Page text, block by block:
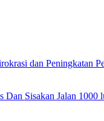
dan Peningkatan
Sisakan Jalan 1000